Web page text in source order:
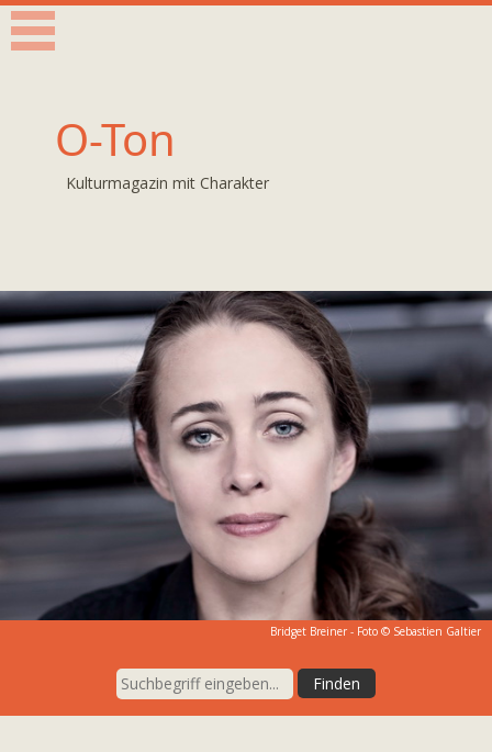
O-Ton
Kulturmagazin mit Charakter
Bridget Breiner - Foto © Sebastien Galtier